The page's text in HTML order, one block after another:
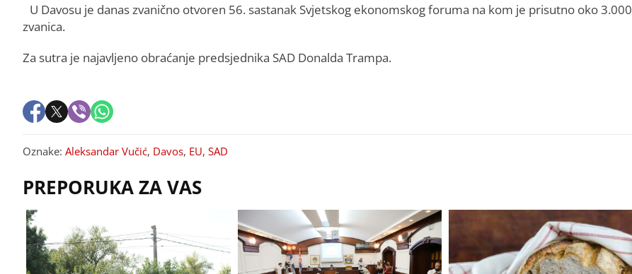
U Davosu je danas zvanično otvoren 56. sastanak Svjetskog ekonomskog foruma na kom je prisutno oko 3.000
zvanica.
Za sutra je najavljeno obraćanje predsjednika SAD Donalda Trampa.
Oznake: Aleksandar Vučić, Davos, EU, SAD
PREPORUKA ZA VAS